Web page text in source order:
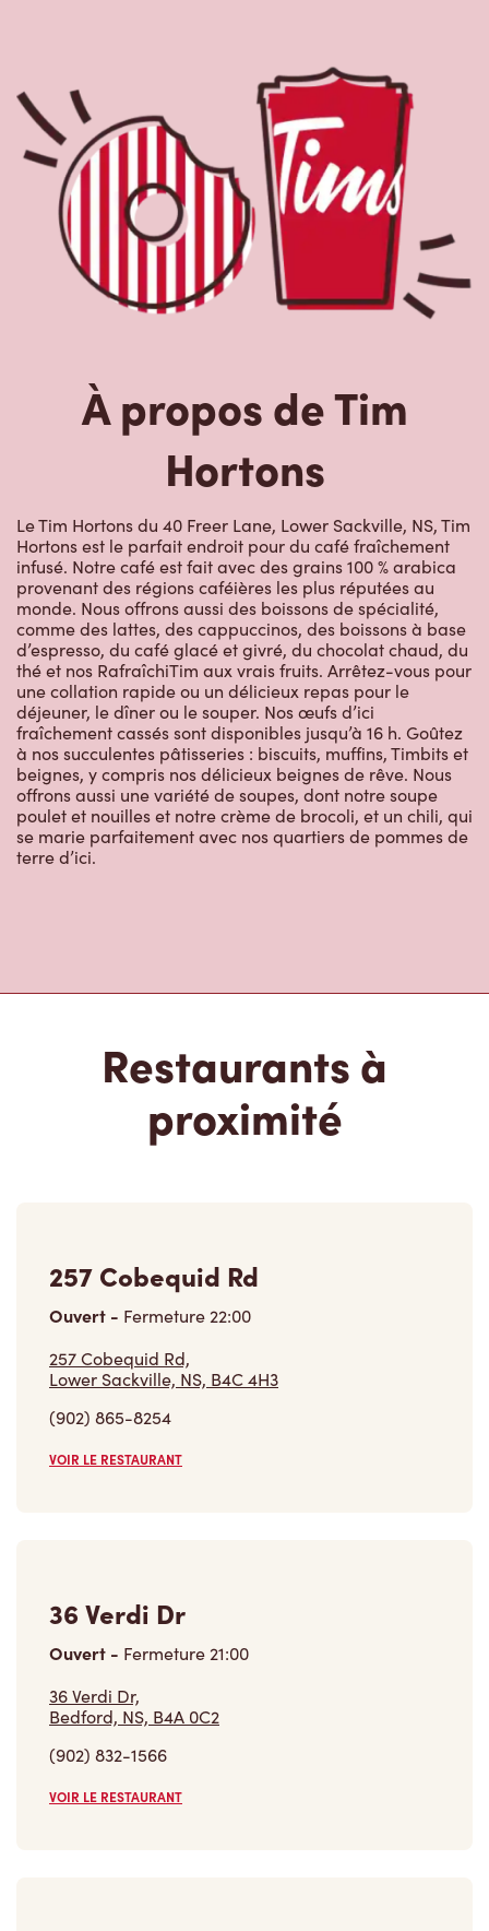
À propos de Tim
Hortons
Le Tim Hortons du 40 Freer Lane, Lower Sackville, NS, Tim
Hortons est le parfait endroit pour du café fraîchement
infusé. Notre café est fait avec des grains 100 % arabica
provenant des régions caféières les plus réputées au
monde. Nous offrons aussi des boissons de spécialité,
comme des lattes, des cappuccinos, des boissons à base
d’espresso, du café glacé et givré, du chocolat chaud, du
thé et nos RafraîchiTim aux vrais fruits. Arrêtez-vous pour
une collation rapide ou un délicieux repas pour le
déjeuner, le dîner ou le souper. Nos œufs d’ici
fraîchement cassés sont disponibles jusqu’à 16 h. Goûtez
à nos succulentes pâtisseries : biscuits, muffins, Timbits et
beignes, y compris nos délicieux beignes de rêve. Nous
offrons aussi une variété de soupes, dont notre soupe
poulet et nouilles et notre crème de brocoli, et un chili, qui
se marie parfaitement avec nos quartiers de pommes de
terre d’ici.
Restaurants à
proximité
257 Cobequid Rd
Ouvert - Fermeture22:00
257 Cobequid Rd,
Lower Sackville, NS, B4C 4H3
(902) 865-8254
VOIR LE RESTAURANT
36 Verdi Dr
Ouvert - Fermeture21:00
36 Verdi Dr,
Bedford, NS, B4A 0C2
(902) 832-1566
VOIR LE RESTAURANT